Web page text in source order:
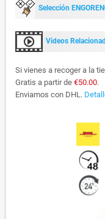
Selección
Videos
Si vienes a recoger a la
Gratis a partir de €50.00.
Enviamos con DHL.